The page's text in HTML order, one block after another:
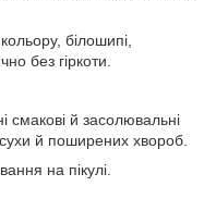
білошипі,
без гіркоти.
смакові й засолювальні
й поширених хвороб.
на пікулі.